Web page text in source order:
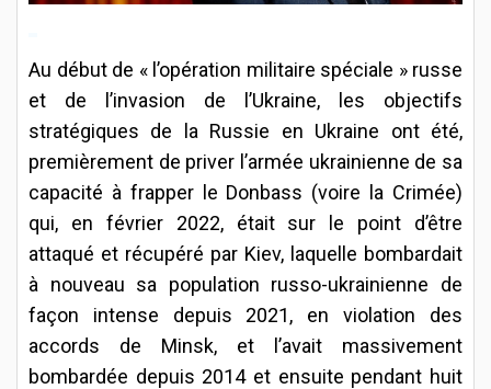
Au début de « l’opération militaire spéciale » russe
et de l’invasion de l’Ukraine, les objectifs
stratégiques de la Russie en Ukraine ont été,
premièrement de priver l’armée ukrainienne de sa
capacité à frapper le Donbass (voire la Crimée)
qui, en février 2022, était sur le point d’être
attaqué et récupéré par Kiev, laquelle bombardait
à nouveau sa population russo-ukrainienne de
façon intense depuis 2021, en violation des
accords de Minsk, et l’avait massivement
bombardée depuis 2014 et ensuite pendant huit